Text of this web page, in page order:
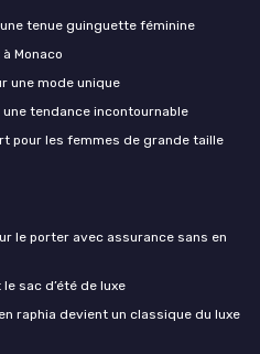
tenue guinguette féminine
Monaco
une mode unique
tendance incontournable
pour les femmes de grande taille
le porter avec assurance sans en
sac d’été de luxe
raphia devient un classique du luxe